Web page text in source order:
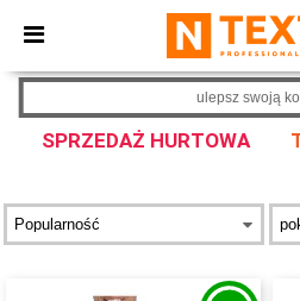
× Aplikacja Ntextil
Lepsze ceny w aplikacji!
SPRZEDAŻ HURTOWA
ulepsz swoją